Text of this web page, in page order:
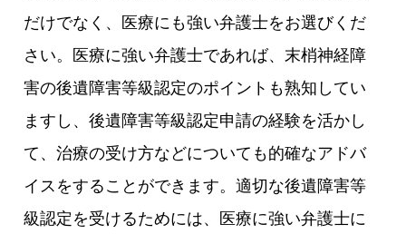
だけでなく、医療にも強い弁護士をお選びくだ
さい。医療に強い弁護士であれば、末梢神経障
害の後遺障害等級認定のポイントも熟知してい
ますし、後遺障害等級認定申請の経験を活かし
て、治療の受け方などについても的確なアドバ
イスをすることができます。適切な後遺障害等
級認定を受けるためには、医療に強い弁護士に